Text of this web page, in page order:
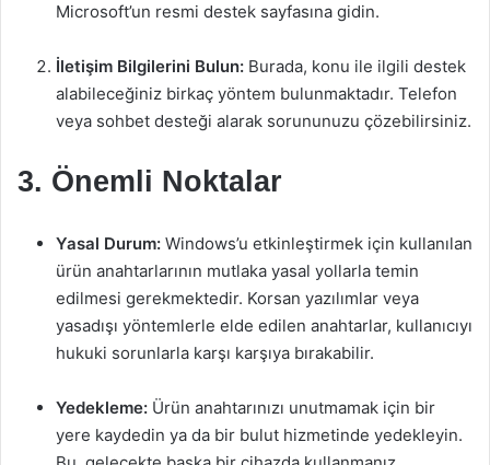
Microsoft’un resmi destek sayfasına gidin.
İletişim Bilgilerini Bulun: Burada, konu ile ilgili destek
alabileceğiniz birkaç yöntem bulunmaktadır. Telefon
veya sohbet desteği alarak sorununuzu çözebilirsiniz.
3. Önemli Noktalar
Yasal Durum: Windows’u etkinleştirmek için kullanılan
ürün anahtarlarının mutlaka yasal yollarla temin
edilmesi gerekmektedir. Korsan yazılımlar veya
yasadışı yöntemlerle elde edilen anahtarlar, kullanıcıyı
hukuki sorunlarla karşı karşıya bırakabilir.
Yedekleme: Ürün anahtarınızı unutmamak için bir
yere kaydedin ya da bir bulut hizmetinde yedekleyin.